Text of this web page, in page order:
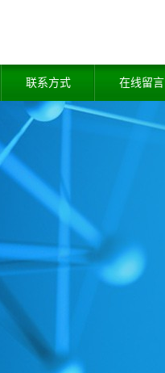
联系方式 在线留言